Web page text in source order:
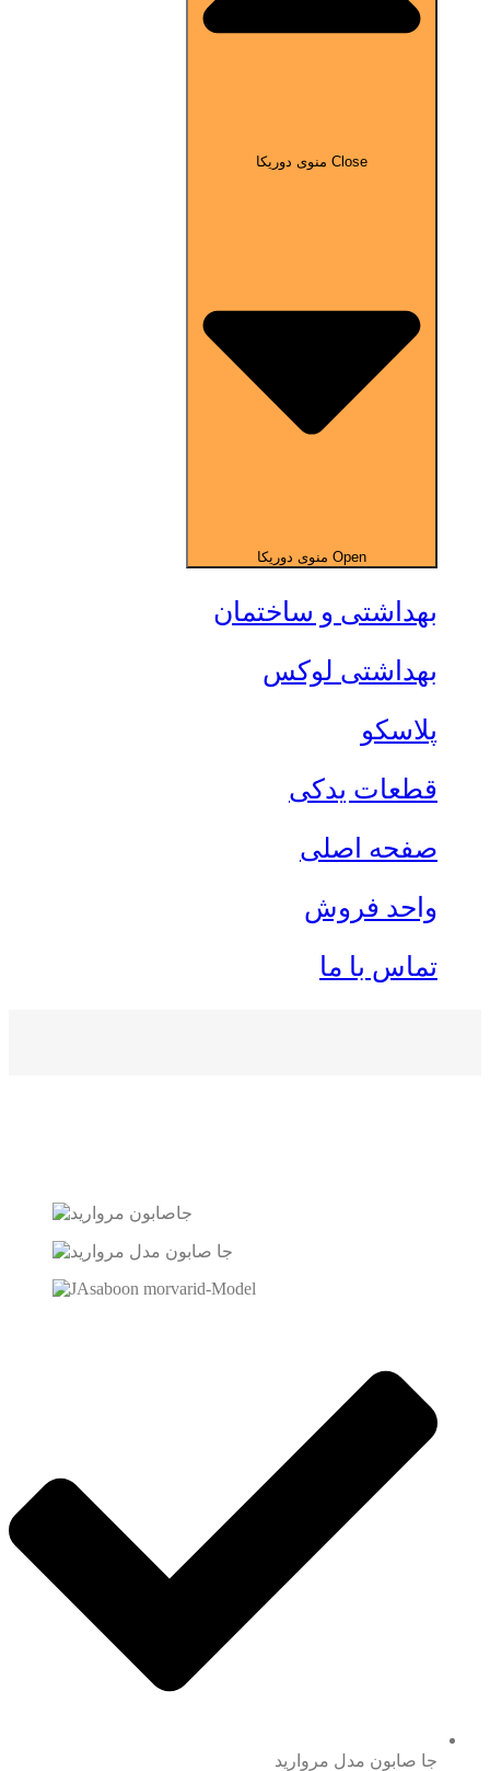
Close منوی دوریکا
Open منوی دوریکا
بهداشتی و ساختمان
بهداشتی لوکس
پلاسکو
قطعات یدکی
صفحه اصلی
واحد فروش
تماس با ما
جا صابون مدل مروارید